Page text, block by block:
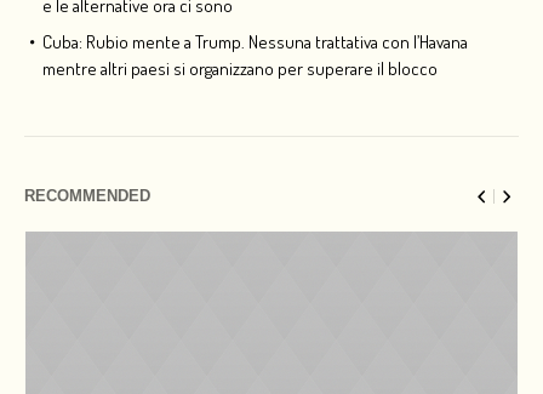
e le alternative ora ci sono
Cuba: Rubio mente a Trump. Nessuna trattativa con l’Havana
mentre altri paesi si organizzano per superare il blocco
RECOMMENDED